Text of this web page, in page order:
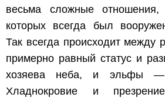
весьма сложные отношения,
которых всегда был
Так всегда происходит
примерно равный статус и
хозяева неба, и эльфы —
Хладнокровие и